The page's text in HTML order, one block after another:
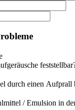
durch einen Aufprall
/ Emulsion in